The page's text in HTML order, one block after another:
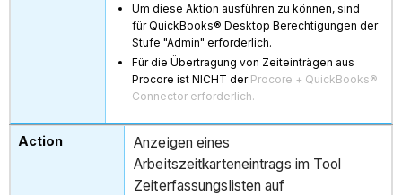
Um diese Aktion ausführen zu können, sind
für QuickBooks® Desktop Berechtigungen der
Stufe "Admin" erforderlich.
Für die Übertragung von Zeiteinträgen aus
Procore ist NICHT der Procore + QuickBooks®
Connector erforderlich.
Anzeigen eines
Arbeitszeitkarteneintrags im Tool
Zeiterfassungslisten auf